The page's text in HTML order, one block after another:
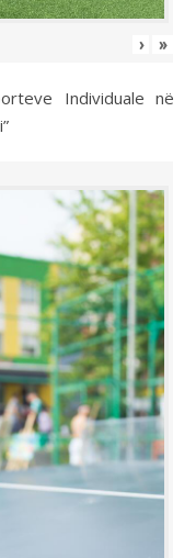
› »
Individuale në